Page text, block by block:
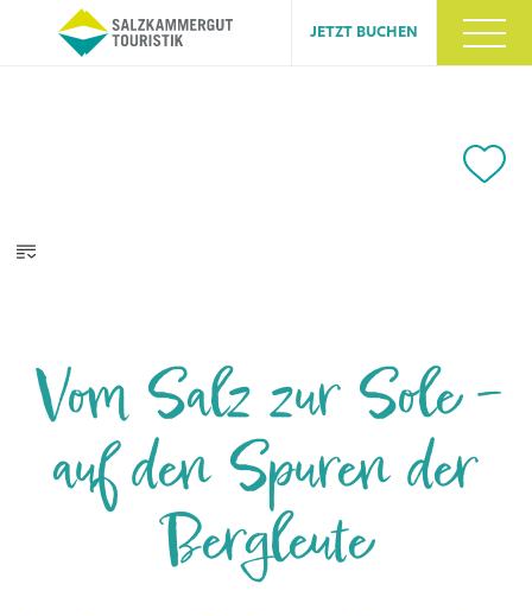
JETZT BUCHEN
Vom Salz zur Sole –
auf den Spuren der
Bergleute